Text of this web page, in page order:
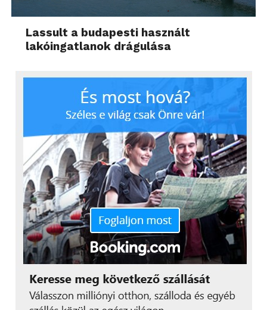
Lassult a budapesti használt
lakóingatlanok drágulása